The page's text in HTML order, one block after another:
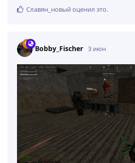
Славян_новыйоценил это.
Bobby_Fischer 3 июн